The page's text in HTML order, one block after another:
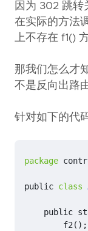
因为 302 跳
在实际的方法
上不存在 f1()
那我们怎么才
不是反向出路
针对如下的代
package
public class
public
f2();